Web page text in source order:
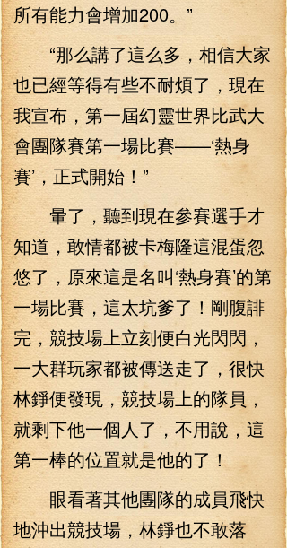
所有能力會增加200。”
“那么講了這么多，相信大家
也已經等得有些不耐煩了，現在
我宣布，第一屆幻靈世界比武大
會團隊賽第一場比賽——‘熱身
賽’，正式開始！”
暈了，聽到現在參賽選手才
知道，敢情都被卡梅隆這混蛋忽
悠了，原來這是名叫‘熱身賽’的第
一場比賽，這太坑爹了！剛腹誹
完，競技場上立刻便白光閃閃，
一大群玩家都被傳送走了，很快
林錚便發現，競技場上的隊員，
就剩下他一個人了，不用說，這
第一棒的位置就是他的了！
眼看著其他團隊的成員飛快
地沖出競技場，林錚也不敢落